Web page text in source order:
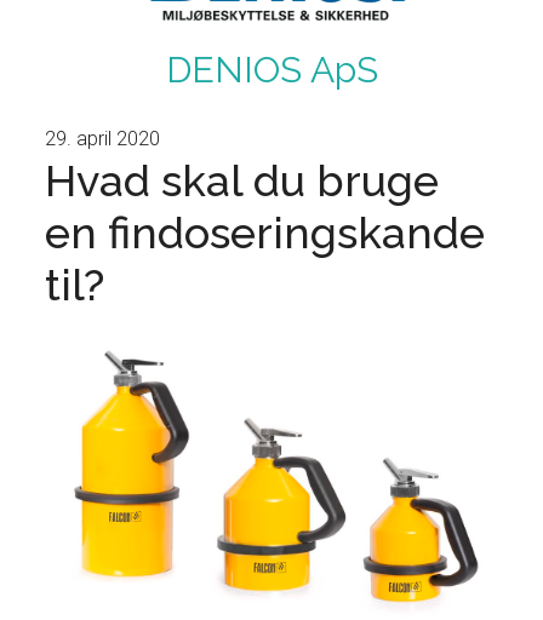
DENIOS ApS
29. april 2020
Hvad skal du bruge
en findoseringskande
til?